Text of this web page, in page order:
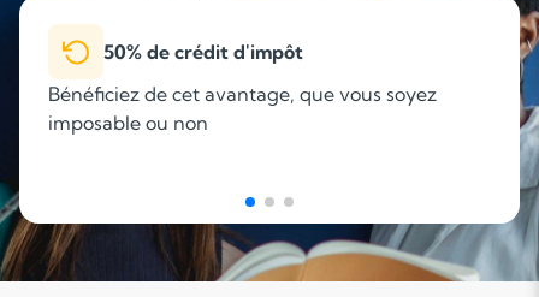
Des tarifs accessibles à tous
Des cours à domicile personnalisés à partir de
22,50€/heure